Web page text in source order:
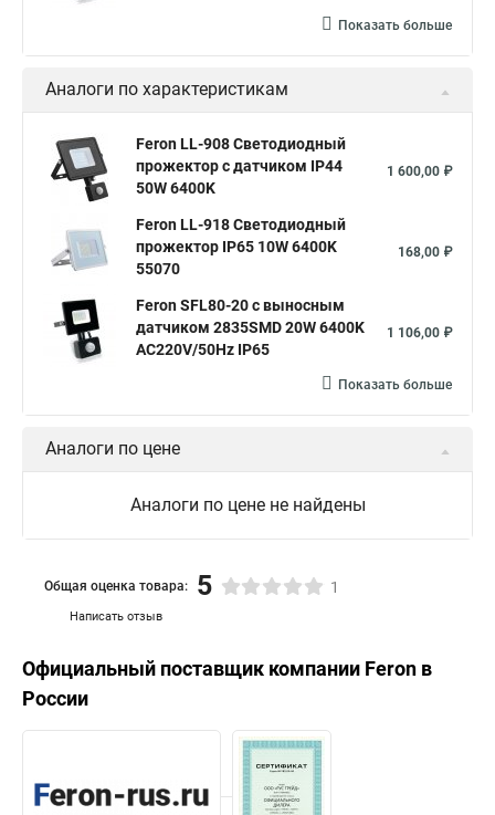
Показать больше
Аналоги по характеристикам
Feron LL-908 Светодиодный
прожектор с датчиком IP44
50W 6400K
1 600,00 ₽
Feron LL-918 Светодиодный
прожектор IP65 10W 6400K
55070
168,00 ₽
Feron SFL80-20 с выносным
датчиком 2835SMD 20W 6400K
AC220V/50Hz IP65
1 106,00 ₽
Показать больше
Аналоги по цене
Аналоги по цене не найдены
Написать отзыв
Общая оценка товара: 5 1
Официальный поставщик компании Feron в
России